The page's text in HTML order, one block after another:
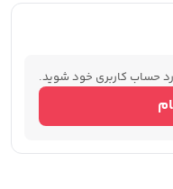
حساب کاربری خود شوید.